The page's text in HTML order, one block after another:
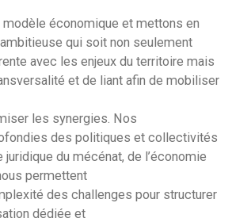
économique et mettons en
qui soit non seulement
avec les enjeux du territoire mais
et de liant afin de mobiliser
les synergies. Nos
des politiques et collectivités
du mécénat, de l’économie
permettent
des challenges pour structurer
dédiée et